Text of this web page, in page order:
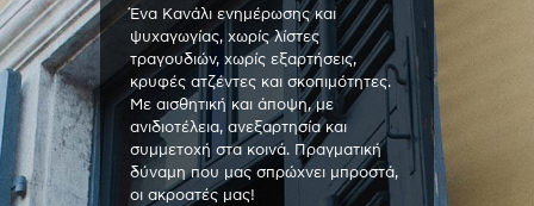
Ένα Κανάλι ενημέρωσης και
ψυχαγωγίας, χωρίς λίστες
τραγουδιών, χωρίς εξαρτήσεις,
κρυφές ατζέντες και σκοπιμότητες.
Με αισθητική και άποψη, με
ανιδιοτέλεια, ανεξαρτησία και
συμμετοχή στα κοινά. Πραγματική
δύναμη που μας σπρώχνει μπροστά,
οι ακροατές μας!